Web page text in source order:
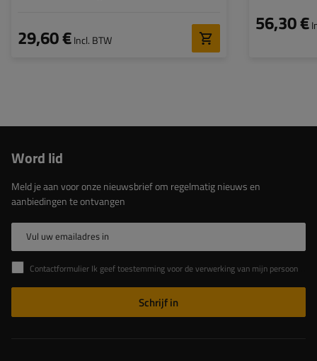
29,60 €Incl. BTW
56,30 €
Word lid
Meld je aan voor onze nieuwsbrief om regelmatig nieuws en
aanbiedingen te ontvangen
Vul uw emailadres in
Contactformulier Ik geef toestemming voor de verwerking van mijn persoonlijke gegevens in het contactformulier in overeenstemming met de Verordening van het Europees Parlement en de Raad (EU)
Schrijf in